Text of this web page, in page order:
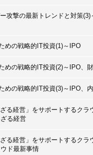
攻撃の最新トレンドと対策(3)
の戦略的IT投資(1)～IPO
の戦略的IT投資(2)～IPO、
の戦略的IT投資(3)～IPO、
る経営」をサポートするクラ
る経営
る経営」をサポートするクラ
ド最新事情